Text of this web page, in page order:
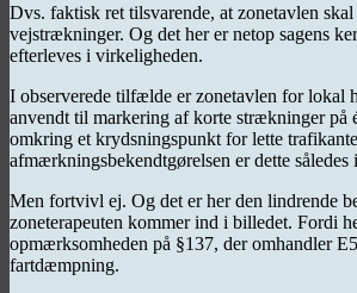
Dvs. faktisk ret tilsvarende, at zonetavlen
vejstrækninger. Og det her er netop sagens
efterleves i virkeligheden.
I observerede tilfælde er zonetavlen for lokal
anvendt til markering af korte strækninger
omkring et krydsningspunkt for lette
afmærkningsbekendtgørelsen er dette
Men fortvivl ej. Og det er her den lindrende
zoneterapeuten kommer ind i billedet. Fordi
opmærksomheden på §137, der omhandler
fartdæmpning.